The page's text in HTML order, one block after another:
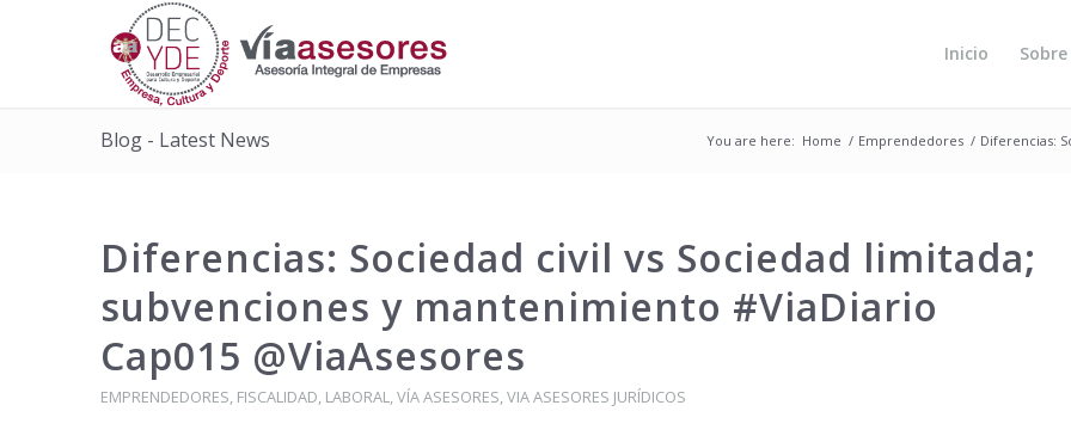
Inicio
Blog - Latest News You are here: Home / Emprendedores / Diferencias:
Diferencias: Sociedad civil vs Sociedad limitada;
subvenciones y mantenimiento #ViaDiario
Cap015 @ViaAsesores
EMPRENDEDORES, FISCALIDAD, LABORAL,VÍA ASESORES,VIA ASESORES JURÍDICOS